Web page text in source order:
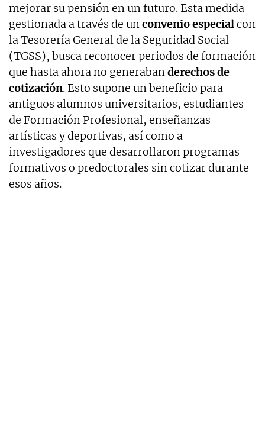
mejorar su pensión en un futuro. Esta medida
gestionada a través de unconvenio especialcon
la Tesorería General de la Seguridad Social
(TGSS), busca reconocer periodos de formación
que hasta ahora no generabanderechos de
cotización. Esto supone un beneficio para
antiguos alumnos universitarios, estudiantes
de Formación Profesional, enseñanzas
artísticas y deportivas, así como a
investigadores que desarrollaron programas
formativos o predoctorales sin cotizar durante
esos años.